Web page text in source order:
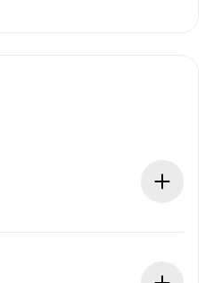
Informationen im Voraus.